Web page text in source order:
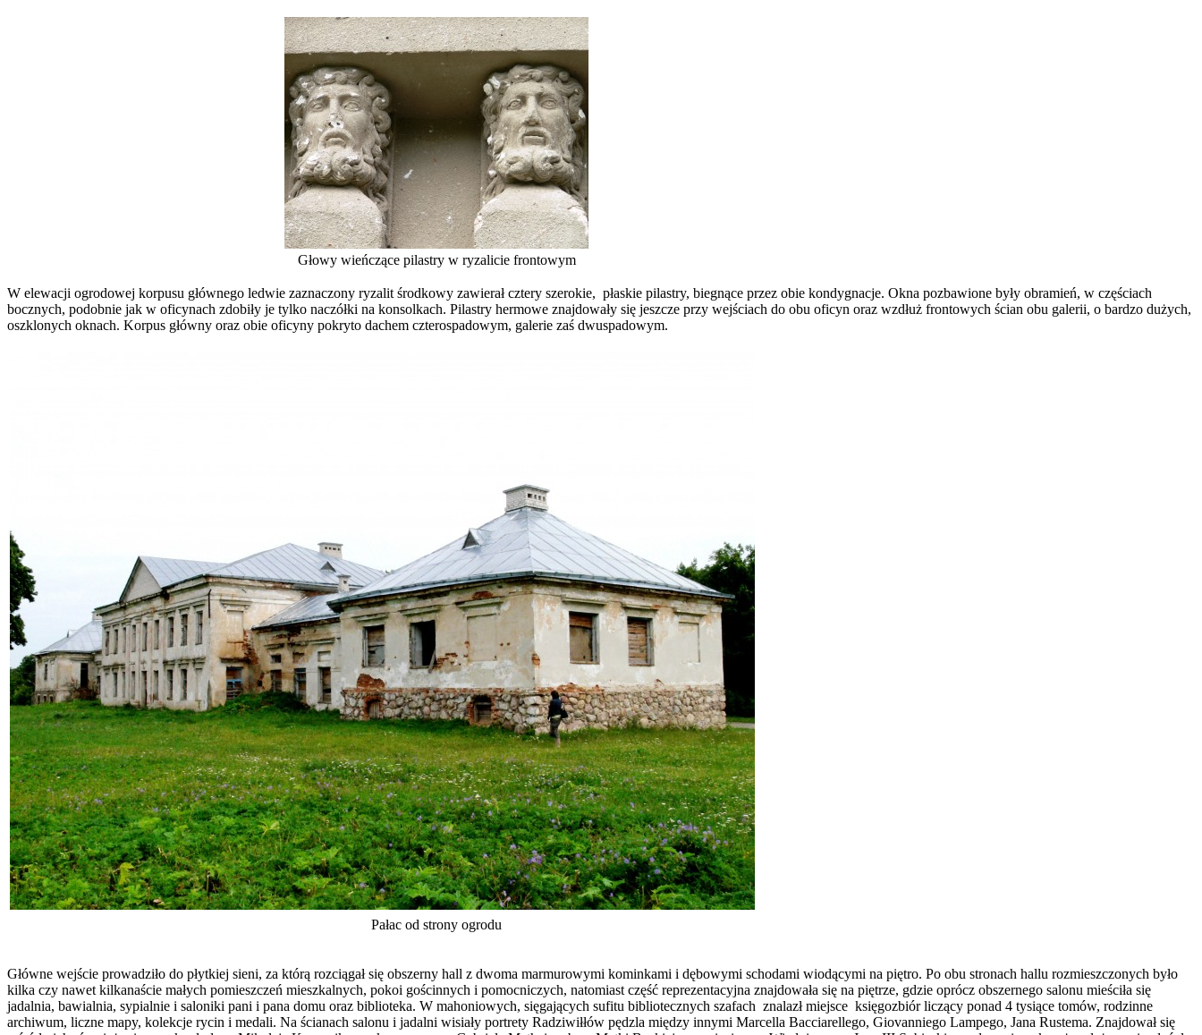
Głowy wieńczące pilastry w ryzalicie frontowym
W elewacji ogrodowej korpusu głównego ledwie zaznaczony ryzalit środkowy zawierał cztery szerokie, płaskie pilastry, biegnące przez obie kondygnacje. Okna pozbawione były obramień, w częściach
bocznych, podobnie jak w oficynach zdobiły je tylko naczółki na konsolkach. Pilastry hermowe znajdowały się jeszcze przy wejściach do obu oficyn oraz wzdłuż frontowych ścian obu galerii, o bardzo dużych,
oszklonych oknach. Korpus główny oraz obie oficyny pokryto dachem czterospadowym, galerie zaś dwuspadowym.
Pałac od strony ogrodu
Główne wejście prowadziło do płytkiej sieni, za którą rozciągał się obszerny hall z dwoma marmurowymi kominkami i dębowymi schodami wiodącymi na piętro. Po obu stronach hallu rozmieszczonych było
kilka czy nawet kilkanaście małych pomieszczeń mieszkalnych, pokoi gościnnych i pomocniczych, natomiast część reprezentacyjna znajdowała się na piętrze, gdzie oprócz obszernego salonu mieściła się
jadalnia, bawialnia, sypialnie i saloniki pani i pana domu oraz biblioteka. W mahoniowych, sięgających sufitu bibliotecznych szafach znalazł miejsce księgozbiór liczący ponad 4 tysiące tomów, rodzinne
archiwum, liczne mapy, kolekcje rycin i medali. Na ścianach salonu i jadalni wisiały portrety Radziwiłłów pędzla między innymi Marcella Bacciarellego, Giovanniego Lampego, Jana Rustema. Znajdował się